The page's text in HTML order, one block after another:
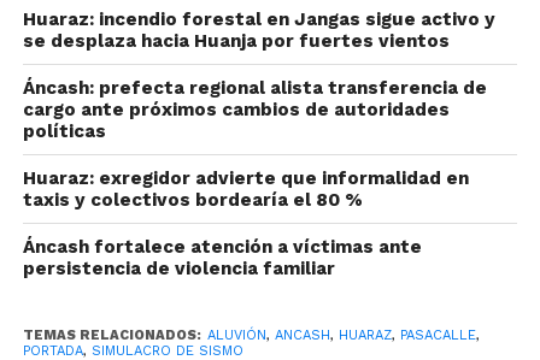
Huaraz: incendio forestal en Jangas sigue activo y
se desplaza hacia Huanja por fuertes vientos
Áncash: prefecta regional alista transferencia de
cargo ante próximos cambios de autoridades
políticas
Huaraz: exregidor advierte que informalidad en
taxis y colectivos bordearía el 80 %
Áncash fortalece atención a víctimas ante
persistencia de violencia familiar
TEMAS RELACIONADOS: ALUVIÓN, ANCASH, HUARAZ, PASACALLE,
PORTADA, SIMULACRO DE SISMO